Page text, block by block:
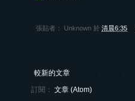
張貼者： Unknown 於 清晨6:35
較新的文章
訂閱： 文章 (Atom)